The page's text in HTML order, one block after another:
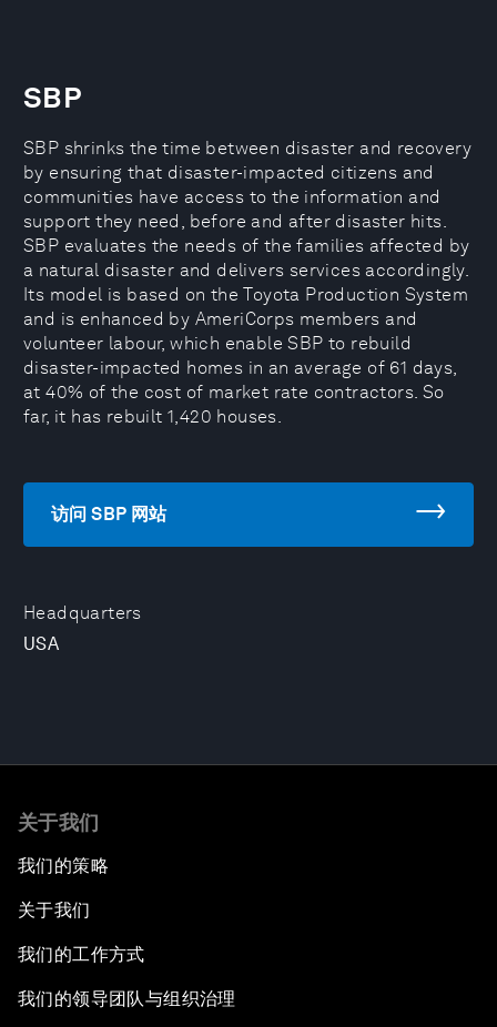
Headquarters
USA
SBP
SBP shrinks the time between disaster and recovery
by ensuring that disaster-impacted citizens and
communities have access to the information and
support they need, before and after disaster hits.
SBP evaluates the needs of the families affected by
a natural disaster and delivers services accordingly.
Its model is based on the Toyota Production System
and is enhanced by AmeriCorps members and
volunteer labour, which enable SBP to rebuild
disaster-impacted homes in an average of 61 days,
at 40% of the cost of market rate contractors. So
far, it has rebuilt 1,420 houses.
访问 SBP 网站
关于我们
我们的策略
关于我们
我们的工作方式
我们的领导团队与组织治理